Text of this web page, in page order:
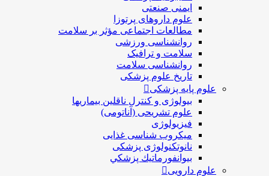
ایمنی صنعتی
علوم داروهای پرتوزا
مطالعات اجتماعی مؤثر بر سلامت
روانشناسی ورزشی
سلامت و ترافیک
روانشناسی سلامت
تاریخ علوم پزشکی
علوم پایه پزشکی
بیولوژی و کنترل ناقلین بیماریها
علوم تشریحی (آناتومی)
فیزیولوژی
ميكروب شناسی غذایی
نانوتکنولوژی پزشکی
بيوانفورماتيك پزشكي
علوم دارویی